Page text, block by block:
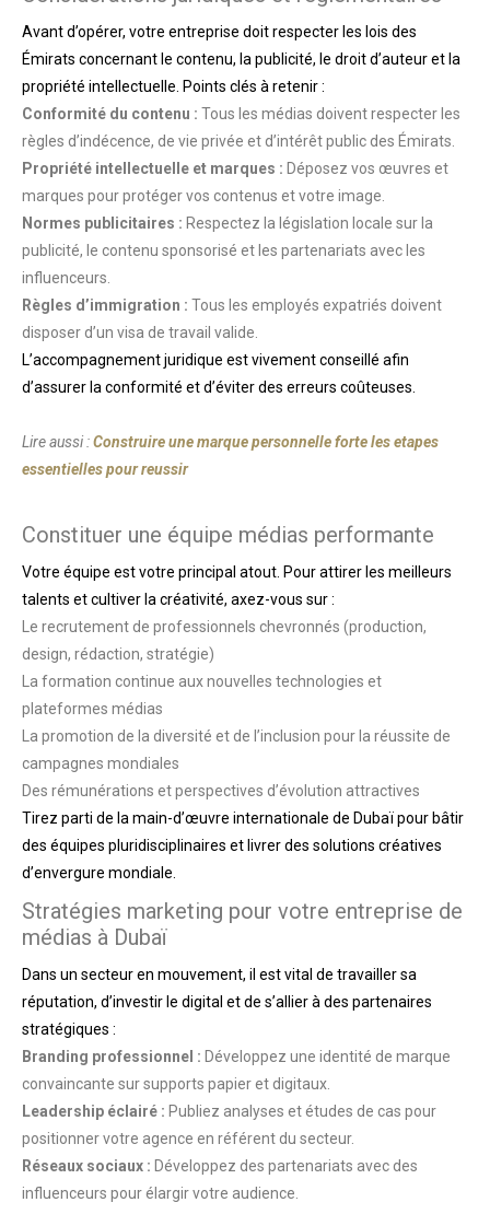
Avant d’opérer, votre entreprise doit respecter les lois des
Émirats concernant le contenu, la publicité, le droit d’auteur et la
propriété intellectuelle. Points clés à retenir :
Conformité du contenu : Tous les médias doivent respecter les
règles d’indécence, de vie privée et d’intérêt public des Émirats.
Propriété intellectuelle et marques : Déposez vos œuvres et
marques pour protéger vos contenus et votre image.
Normes publicitaires : Respectez la législation locale sur la
publicité, le contenu sponsorisé et les partenariats avec les
influenceurs.
Règles d’immigration : Tous les employés expatriés doivent
disposer d’un visa de travail valide.
L’accompagnement juridique est vivement conseillé afin
d’assurer la conformité et d’éviter des erreurs coûteuses.
Lire aussi :Construire une marque personnelle forte les etapes
essentielles pour reussir
Constituer une équipe médias performante
Votre équipe est votre principal atout. Pour attirer les meilleurs
talents et cultiver la créativité, axez-vous sur :
Le recrutement de professionnels chevronnés (production,
design, rédaction, stratégie)
La formation continue aux nouvelles technologies et
plateformes médias
La promotion de la diversité et de l’inclusion pour la réussite de
campagnes mondiales
Des rémunérations et perspectives d’évolution attractives
Tirez parti de la main-d’œuvre internationale de Dubaï pour bâtir
des équipes pluridisciplinaires et livrer des solutions créatives
d’envergure mondiale.
Stratégies marketing pour votre entreprise de
médias à Dubaï
Dans un secteur en mouvement, il est vital de travailler sa
réputation, d’investir le digital et de s’allier à des partenaires
stratégiques :
Branding professionnel : Développez une identité de marque
convaincante sur supports papier et digitaux.
Leadership éclairé : Publiez analyses et études de cas pour
positionner votre agence en référent du secteur.
Réseaux sociaux : Développez des partenariats avec des
influenceurs pour élargir votre audience.